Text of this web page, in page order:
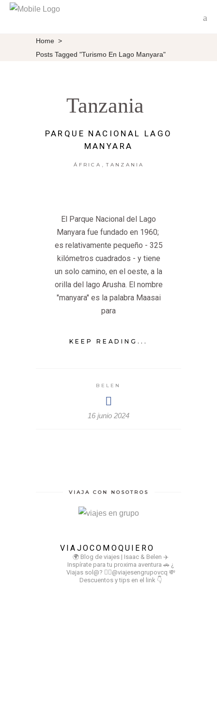
Home >
Posts Tagged "turismo En Lago Manyara"
Tanzania
PARQUE NACIONAL LAGO
MANYARA
ÁFRICA TANZANIA
El Parque Nacional del Lago
Manyara fue fundado en 1960;
es relativamente pequeño - 325
kilómetros cuadrados - y tiene
un solo camino, en el oeste, a la
orilla del lago Arusha. El nombre
"manyara" es la palabra Maasai
para
KEEP READING...
BELEN
16 junio 2024
VIAJA CON NOSOTROS
VIAJOCOMOQUIERO
🌍 Blog de viajes | Isaac & Belen ✈️
Inspírate para tu proxima aventura 🚗 ¿
Viajas sol@? 👉🏻@viajesengrupovcq 💸
Descuentos y tips en el link 👇